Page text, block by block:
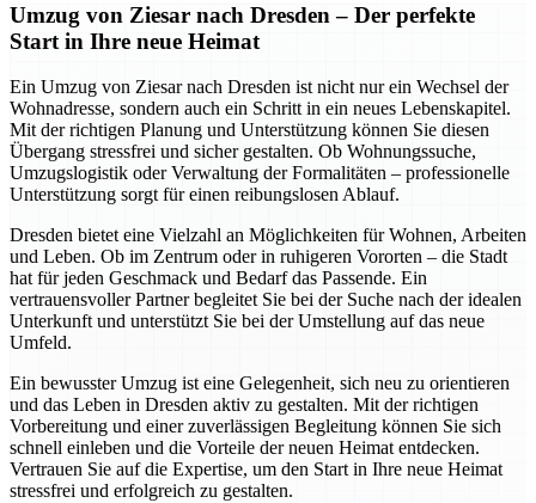
Umzug von Ziesar nach Dresden – Der perfekte
Start in Ihre neue Heimat
Ein Umzug von Ziesar nach Dresden ist nicht nur ein Wechsel der
Wohnadresse, sondern auch ein Schritt in ein neues Lebenskapitel.
Mit der richtigen Planung und Unterstützung können Sie diesen
Übergang stressfrei und sicher gestalten. Ob Wohnungssuche,
Umzugslogistik oder Verwaltung der Formalitäten – professionelle
Unterstützung sorgt für einen reibungslosen Ablauf.
Dresden bietet eine Vielzahl an Möglichkeiten für Wohnen, Arbeiten
und Leben. Ob im Zentrum oder in ruhigeren Vororten – die Stadt
hat für jeden Geschmack und Bedarf das Passende. Ein
vertrauensvoller Partner begleitet Sie bei der Suche nach der idealen
Unterkunft und unterstützt Sie bei der Umstellung auf das neue
Umfeld.
Ein bewusster Umzug ist eine Gelegenheit, sich neu zu orientieren
und das Leben in Dresden aktiv zu gestalten. Mit der richtigen
Vorbereitung und einer zuverlässigen Begleitung können Sie sich
schnell einleben und die Vorteile der neuen Heimat entdecken.
Vertrauen Sie auf die Expertise, um den Start in Ihre neue Heimat
stressfrei und erfolgreich zu gestalten.